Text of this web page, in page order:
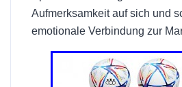
Aufmerksamkeit auf sich und
emotionale Verbindung zur